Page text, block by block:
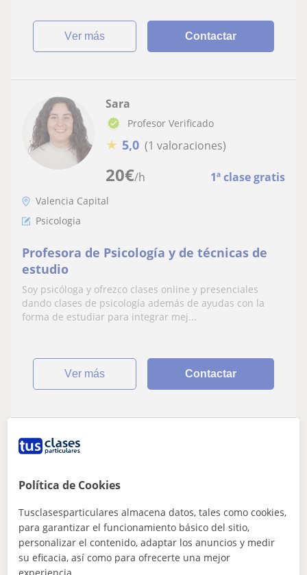
ver más Contactar
20€/h 1ª clase gratis
Sara
Profesor Verificado
★ 5,0 (1 valoraciones)
Valencia Capital
Psicologia
Profesora de Psicología y de técnicas de
estudio
Soy psicóloga y ofrezco clases online y presenciales
dando clases de psicología además de ayudas con la
forma de estudiar para integrar mej...
ver más Contactar
10
Valencia Ciudad
Atención a personas dependientes
Política de Cookies
Tusclasesparticulares almacena datos, tales como cookies,
para garantizar el funcionamiento básico del sitio,
personalizar el contenido, adaptar los anuncios y medir
su eficacia, así como para ofrecerte una mejor
experiencia.